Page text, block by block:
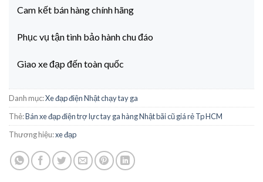
Cam kết bán hàng chính hãng
Phục vụ tận tình bảo hành chu đáo
Giao xe đạp đến toàn quốc
Danh mục:Xe đạp điện Nhật chạy tay ga
Thẻ:Bán xe đạp điện trợ lực tay ga hàng Nhật bãi cũ giá rẻ Tp HCM
Thương hiệu:xe đạp